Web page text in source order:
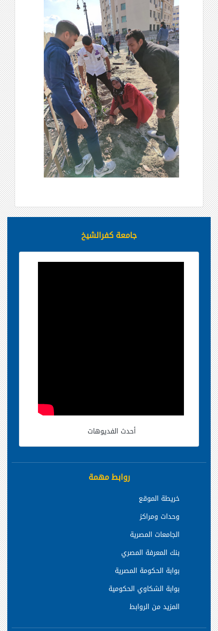
جامعة كفرالشيخ
أحدث الفديوهات
روابط مهمة
خريطة الموقع
وحدات ومراكز
الجامعات المصرية
بنك المعرفة المصري
بوابة الحكومة المصرية
بوابة الشكاوي الحكومية
المزيد من الروابط